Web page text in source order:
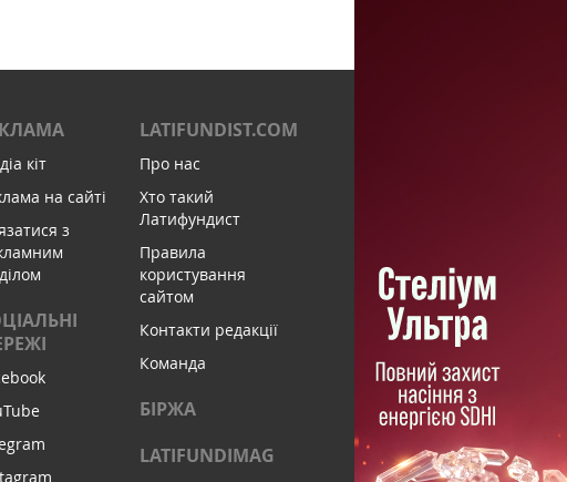
кіт
на сайті
з
LATIFUNDIST.COM
Про нас
Хто такий
Латифундист
Правила
користування
сайтом
Контакти редакції
Команда
БІРЖА
LATIFUNDIMAG